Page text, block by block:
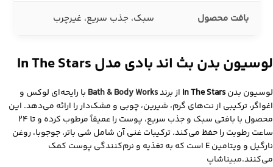
بافت محصول سبک، جذب سریع، غیرچرب
لوسیون بدن بث اند بادی مدل In The Stars
لوسیون بدنIn The Stars از برندBath & Body Works با رایحه‌ای لوکس و
اغواگر، ترکیبی از نت‌های گرم، شیرین، چوبی و مشک‌دار را ارائه می‌دهد. این
محصول با بافتی سبک و جذب سریع، پوست را عمیقاً مرطوب کرده و تا ۲۴
ساعت رطوبت را حفظ می‌کند. ترکیبات غنی آن شامل شی باتر، جوجوبا، روغن
نارگیل و ویتامین E است که به تغذیه و نرم‌کنندگی پوست کمک
می‌کنند.مبیناشاپ